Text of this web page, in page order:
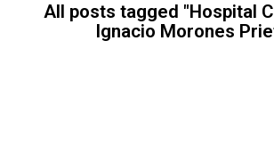
All posts tagged "Hospital
Ignacio Morones